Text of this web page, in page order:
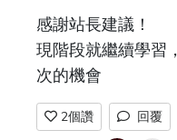
感謝站長建議！
現階段就繼續學習
次的機會
2個讚
回覆